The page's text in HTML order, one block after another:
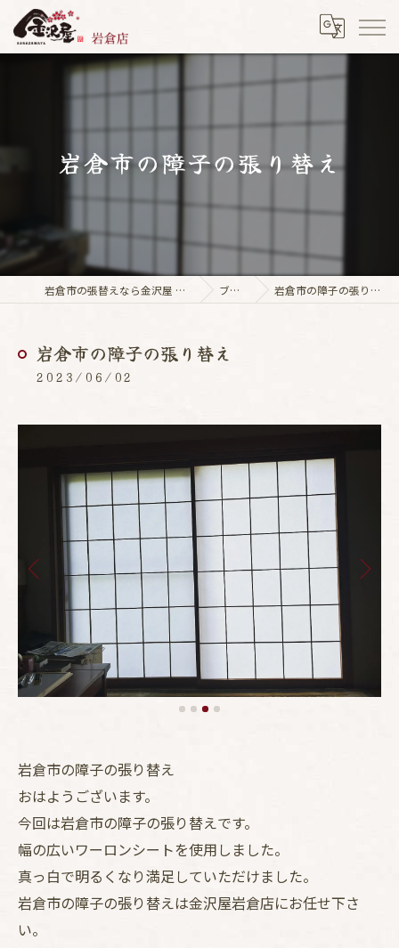
岩倉市の障子の張り替え
岩倉市の張替えなら金沢屋 岩倉店 ブログ 岩倉市の障子の張り替え
岩倉市の障子の張り替え
2023/06/02
岩倉市の障子の張り替え
おはようございます。
今回は岩倉市の障子の張り替えです。
幅の広いワーロンシートを使用しました。
真っ白で明るくなり満足していただけました。
岩倉市の障子の張り替えは金沢屋岩倉店にお任せ下さ
い。